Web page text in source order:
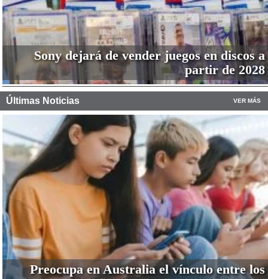
Sony dejará de vender juegos en discos a
partir de 2028
Últimas Noticias VER MÁS
Preocupa en Australia el vínculo entre los